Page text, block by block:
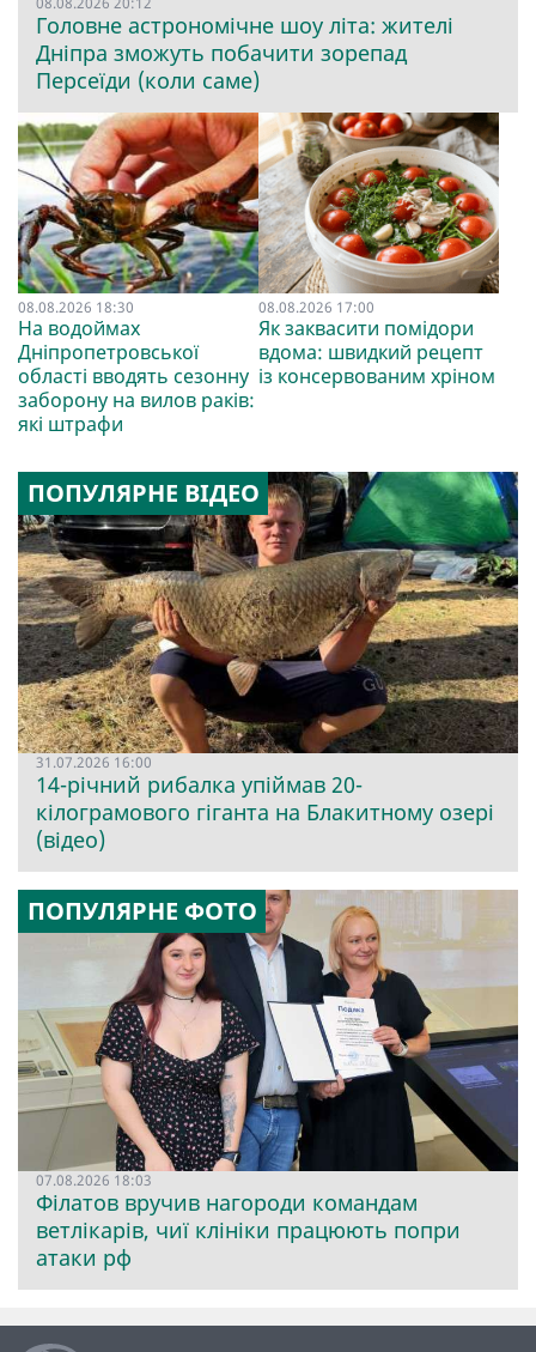
Головне астрономічне шоу літа: жителі
Дніпра зможуть побачити зорепад
Персеїди (коли саме)
08.08.2026 18:30
На водоймах
Дніпропетровської
області вводять сезонну
заборону на вилов раків:
які штрафи
08.08.2026 17:00
Як заквасити помідори
вдома: швидкий рецепт
із консервованим хріном
ПОПУЛЯРНЕ ВІДЕО
31.07.2026 16:00
14-річний рибалка упіймав 20-
кілограмового гіганта на Блакитному озері
(відео)
ПОПУЛЯРНЕ ФОТО
07.08.2026 18:03
Філатов вручив нагороди командам
ветлікарів, чиї клініки працюють попри
атаки рф